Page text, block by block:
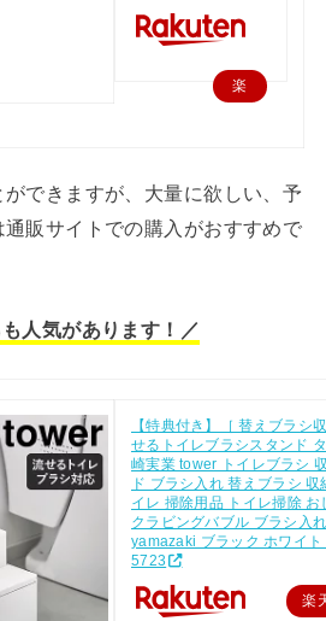
楽
できますが、大量に欲しい、予
販サイトでの購入がおすすめで
人気があります！／
【特典付き】［ 替えブラシ
せるトイレブラシスタンド
崎実業 tower トイレブラシ
ド ブラシ入れ 替えブラシ 収
イレ 掃除用品 トイレ掃除 お
クラビングバブル ブラシ入
yamazaki ブラック ホワイ
5723
楽